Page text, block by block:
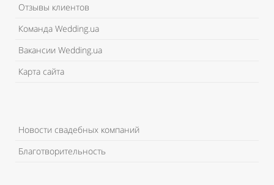
Отзывы клиентов
Команда Wedding.ua
Вакансии Wedding.ua
Карта сайта
Новости свадебных компаний
Благотворительность